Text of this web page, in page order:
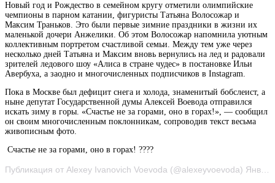
Новый год и Рождество в семейном кругу отметили олимпийские
чемпионы в парном катании, фигуристы Татьяна Волосожар и
Максим Траньков. Это были первые зимние праздники в жизни их
маленькой дочери Анжелики. Об этом Волосожар напомнила уютным
коллективным портретом счастливой семьи. Между тем уже через
несколько дней Татьяна и Максим вновь вернулись на лед и радовали
зрителей ледового шоу «Алиса в стране чудес» в постановке Ильи
Авербуха, а заодно и многочисленных подписчиков в Instagram.
Пока в Москве был дефицит снега и холода, знаменитый бобслеист, а
ныне депутат Государственной думы Алексей Воевода отправился
искать зиму в горы. «Счастье не за горами, оно в горах!», — сообщил
он своим многочисленным поклонникам, сопроводив текст весьма
живописным фото.
Счастье не за горами, оно в горах! ????